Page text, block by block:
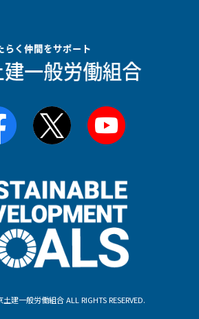
土建一般労働組合 ALL RIGHTS RESERVED.